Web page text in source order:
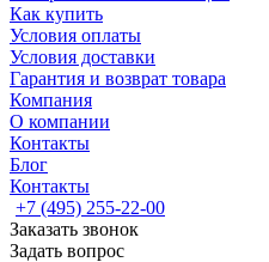
Как купить
Условия оплаты
Условия доставки
Гарантия и возврат товара
Компания
О компании
Контакты
Блог
Контакты
+7 (495) 255-22-00
Заказать звонок
Задать вопрос